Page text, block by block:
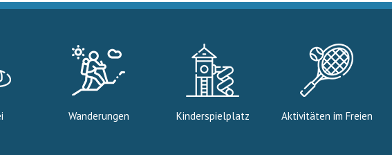
Wanderungen Kinderspielplatz Aktivitäten im Freien